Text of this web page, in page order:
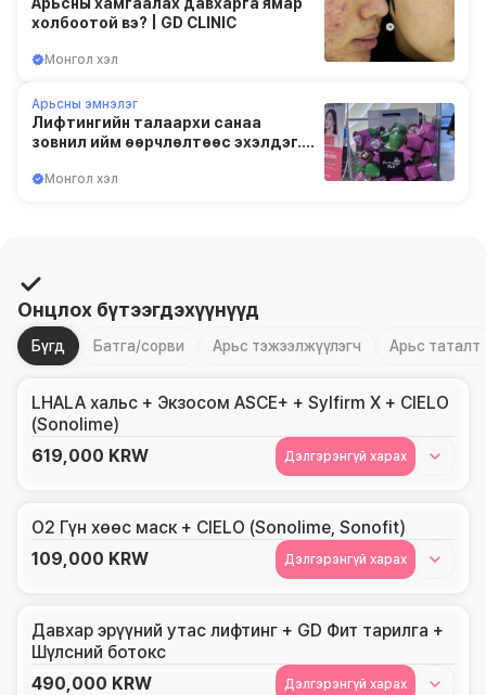
холбоотой вэ? | GD CLINIC
Монгол хэл
Арьсны эмнэлэг
Лифтингийн талаархи санаа
зовнил ийм өөрчлөлтөөс эхэлдэг. |
Монгол хэл
Онцлох бүтээгдэхүүнүүд
Бүгд Батга/сорви Арьс тэжээлжүүлэгч Арьс таталт
LHALA хальс + Экзосом ASCE+ + Sylfirm X + CIELO
(Sonolime)
619,000 KRW Дэлгэрэнгүй харах
O2 Гүн хөөс маск + CIELO (Sonolime, Sonofit)
109,000 KRW Дэлгэрэнгүй харах
Давхар эрүүний утас лифтинг + GD Фит тарилга +
Шүлсний ботокс
490,000 KRW Дэлгэрэнгүй харах